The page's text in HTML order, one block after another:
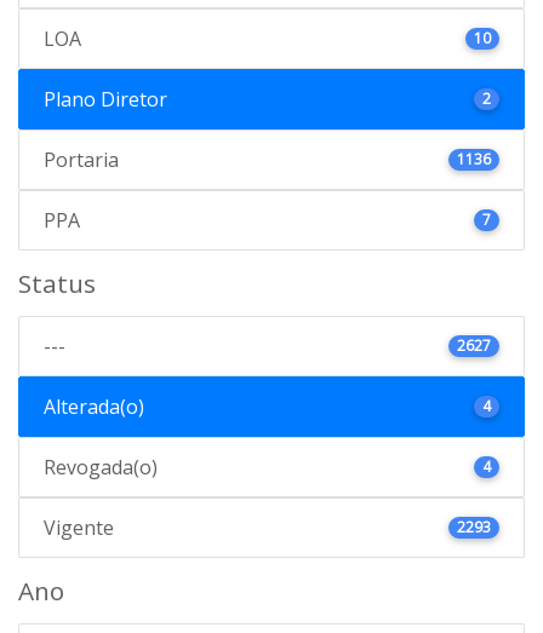
LOA 10
Plano Diretor 2
Portaria 1136
PPA 7
Status
--- 2627
Alterada(o) 4
Revogada(o) 4
Vigente 2293
Ano